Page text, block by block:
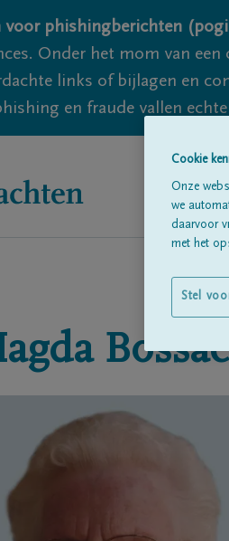
voor phishingberichten
Onder het mom van
links of bijlagen en
en fraude vallen
Cookie
Onze
we
daarvoor
met het
Stel